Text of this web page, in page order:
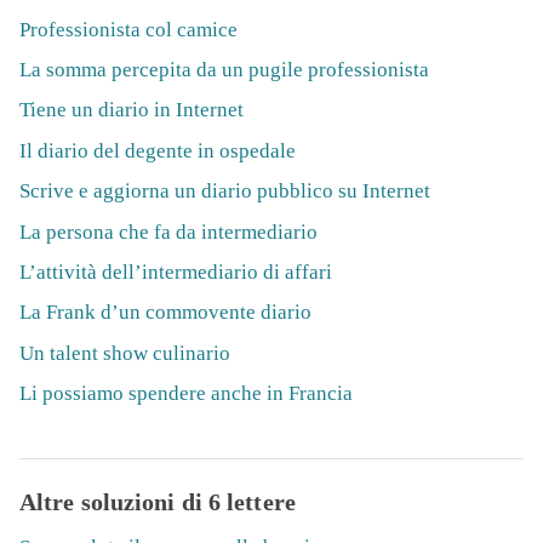
Professionista col camice
La somma percepita da un pugile professionista
Tiene un diario in Internet
Il diario del degente in ospedale
Scrive e aggiorna un diario pubblico su Internet
La persona che fa da intermediario
L’attività dell’intermediario di affari
La Frank d’un commovente diario
Un talent show culinario
Li possiamo spendere anche in Francia
Altre soluzioni di 6 lettere